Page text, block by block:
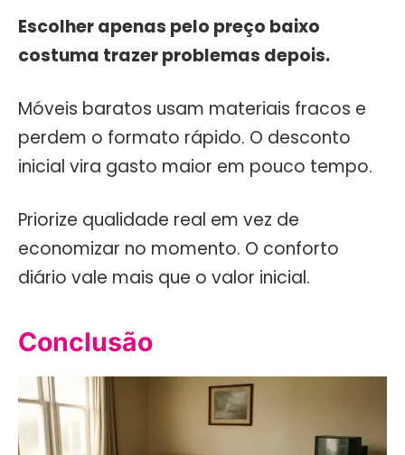
Escolher apenas pelo preço baixo
costuma trazer problemas depois.
Móveis baratos usam materiais fracos e
perdem o formato rápido. O desconto
inicial vira gasto maior em pouco tempo.
Priorize qualidade real em vez de
economizar no momento. O conforto
diário vale mais que o valor inicial.
Conclusão